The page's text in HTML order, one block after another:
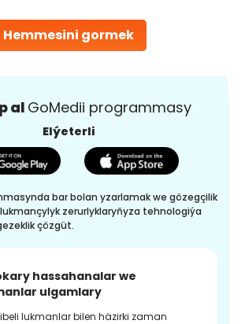
Hemmesini gormek
al GoMedii programmasy
Elýeterli
bar bolan yzarlamak we gözegçilik
zerurlyklaryňyza tehnologiýa
çözgüt.
hassahanalar we
ulgamlary
lukmanlar bilen häzirki zaman